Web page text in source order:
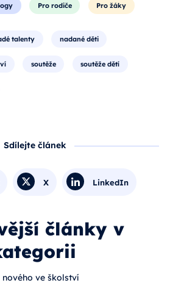
Pro rodiče Pro žáky
talenty nadané děti
soutěže soutěže dětí
Sdílejte článek
X LinkedIn
články v
nového ve školství